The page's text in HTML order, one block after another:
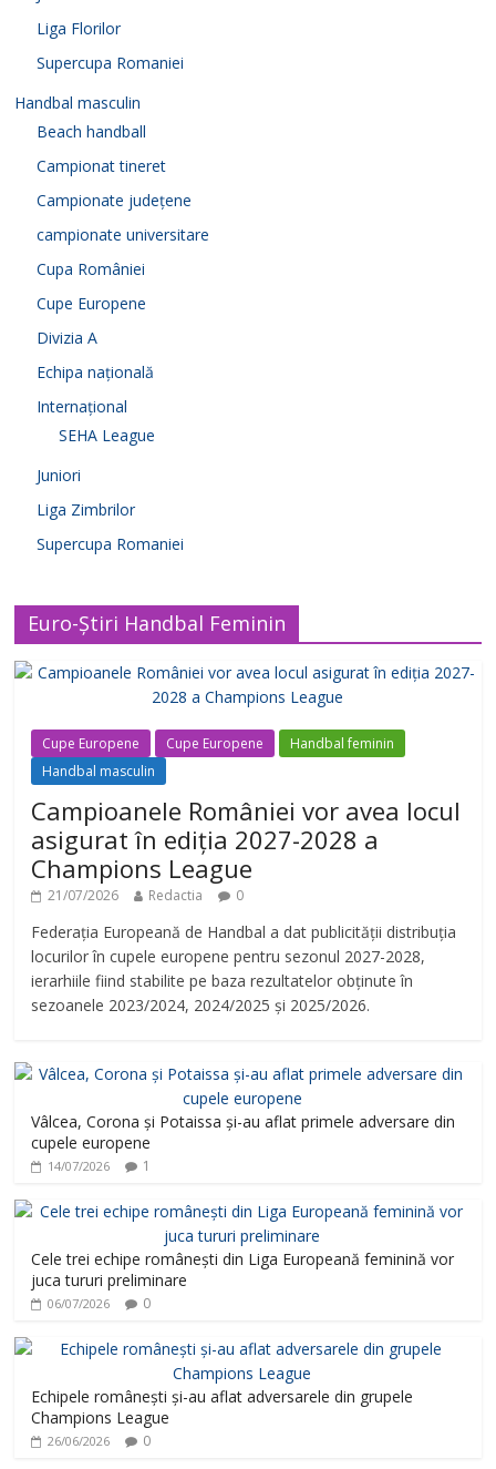
Liga Florilor
Supercupa Romaniei
Handbal masculin
Beach handball
Campionat tineret
Campionate județene
campionate universitare
Cupa României
Cupe Europene
Divizia A
Echipa națională
Internațional
SEHA League
Juniori
Liga Zimbrilor
Supercupa Romaniei
Euro-Știri Handbal Feminin
Cupe Europene Cupe Europene
Handbal feminin
Handbal masculin
Campioanele României vor avea locul
asigurat în ediția 2027-2028 a
Champions League
21/07/2026 Redactia 0
Federația Europeană de Handbal a dat publicității distribuția
locurilor în cupele europene pentru sezonul 2027-2028,
ierarhiile fiind stabilite pe baza rezultatelor obținute în
sezoanele 2023/2024, 2024/2025 și 2025/2026.
Vâlcea, Corona și Potaissa și-au aflat primele adversare din
cupele europene
14/07/2026 1
Cele trei echipe românești din Liga Europeană feminină vor
juca tururi preliminare
06/07/2026 0
Echipele românești și-au aflat adversarele din grupele
Champions League
26/06/2026 0